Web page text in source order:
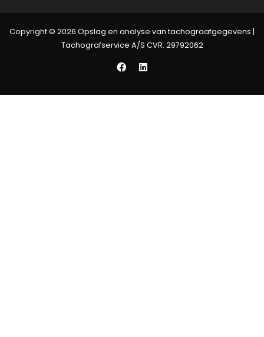
Copyright © 2026 Opslag en analyse van tachograafgegevens |
Tachografservice A/S CVR: 29792062
F
a
b
L
i
e